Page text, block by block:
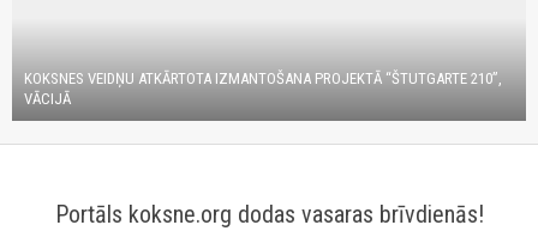
KOKSNES VEIDŅU ATKĀRTOTA IZMANTOŠANA PROJEKTĀ “ŠTUTGARTE 210”,
VĀCIJĀ
Portāls koksne.org dodas vasaras brīvdienās!